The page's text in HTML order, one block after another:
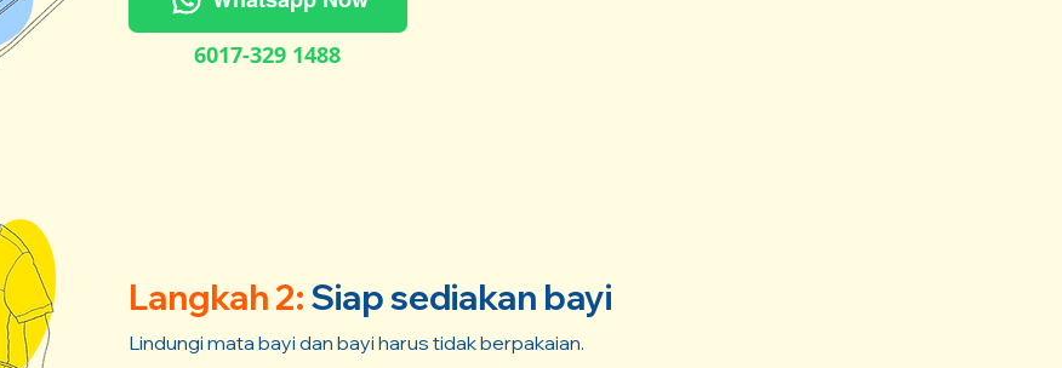
6017-329 1488
Langkah 2: Siap sediakan bayi
Lindungi mata bayi dan bayi harus tidak berpakaian.